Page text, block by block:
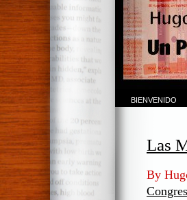
BIENVENIDO
Las
By